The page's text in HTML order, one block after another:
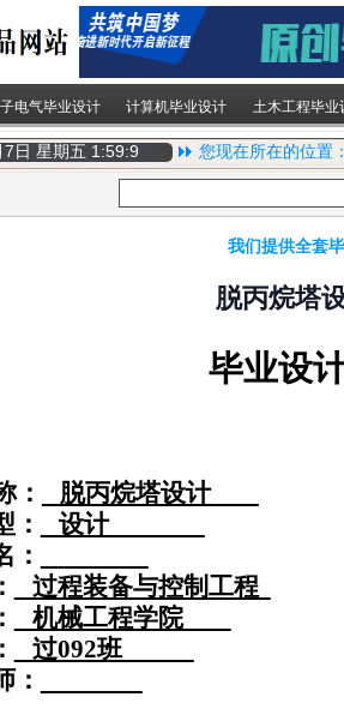
电气毕业设计 计算机毕业设计 土木工程毕业
日 星期五 1:59:10 您现在所在的位置
我们提供全套
脱丙烷塔
毕业设
：
脱丙烷塔设计
：
设计
：
过程装备与控制工程
机械工程学院
过092班
：